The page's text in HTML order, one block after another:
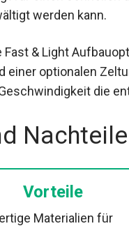
bewältigt
Fast & Light
einer optionalen
und Geschwindigkeit
Nachteile
Vorteile
Materialien für